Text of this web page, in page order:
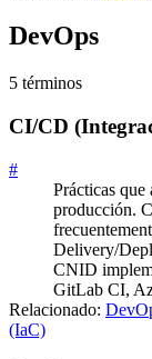
DevOps
5 términos
CI/CD
#
Prácticas que
producción.
Delivery/
CNID
GitLab CI,
Relacionado:
(IaC)